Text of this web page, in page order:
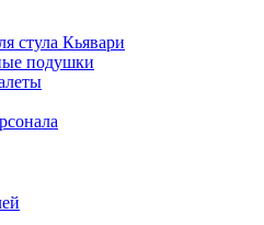
стула Кьявари
подушки